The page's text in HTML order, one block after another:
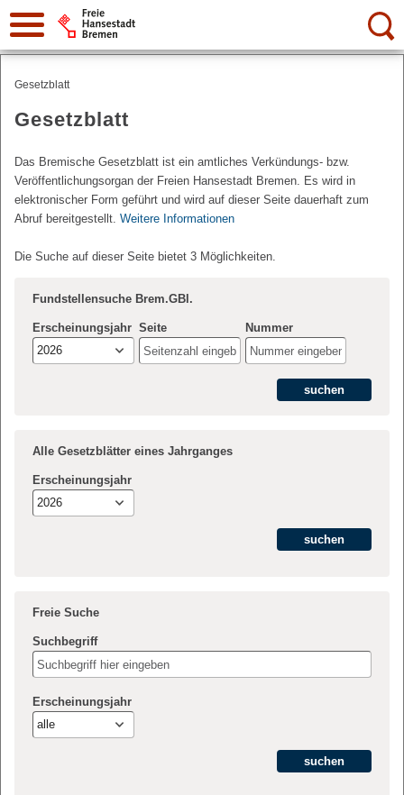
Suche:
Gesetzblatt
Gesetzblatt
Das Bremische Gesetzblatt ist ein amtliches Verkündungs- bzw.
Veröffentlichungsorgan der Freien Hansestadt Bremen. Es wird in
elektronischer Form geführt und wird auf dieser Seite dauerhaft zum
Abruf bereitgestellt. Weitere Informationen
Die Suche auf dieser Seite bietet 3 Möglichkeiten.
Fundstellensuche Brem.GBl.
Erscheinungsjahr
2026
Seite Nummer
Alle Gesetzblätter eines Jahrganges
Erscheinungsjahr
2026
Freie Suche
Suchbegriff
Erscheinungsjahr
alle